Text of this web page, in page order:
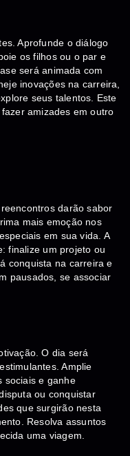
Aprofunde o diálogo
os filhos ou o par e
será animada com
inovações na carreira,
seus talentos. Este
amizades em outro
darão sabor
mais emoção nos
em sua vida. A
finalize um projeto ou
conquista na carreira e
pausados, se associar
O dia será
Amplie
sociais e ganhe
ou conquistar
que surgirão nesta
Resolva assuntos
uma viagem.